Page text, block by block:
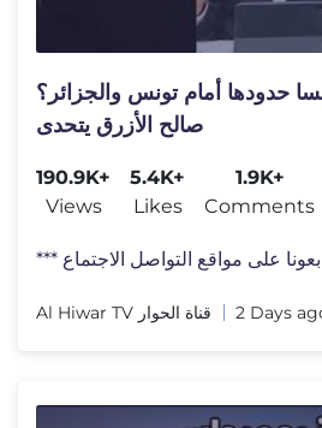
حدودها أمام تونس والجزائر؟
صالح الأزرق يتحدى
190.9K+
Views
5.4K+
Likes
1.9K+
Comments
Al Hiwar TV قناة الحوار 2 Days